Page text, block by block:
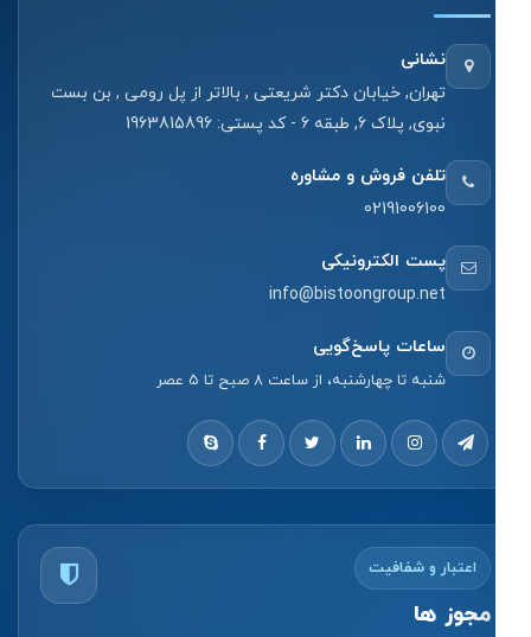
نشانی
تهران, خیابان دکتر شریعتی , بالاتر از پل رومی , بن بست
نبوی, پلاک 6, طبقه 6 - کد پستی: 1963815896
تلفن فروش و مشاوره
02191006100
پست الکترونیکی
info@bistoongroup.net
ساعات پاسخ‌گویی
شنبه تا چهارشنبه، از ساعت 8 صبح تا 5 عصر
اعتبار و شفافیت
مجوز ها